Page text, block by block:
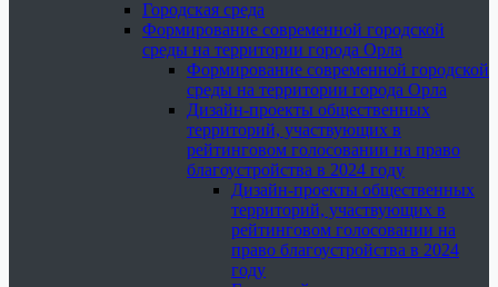
Городская среда
Формирование современной городской
среды на территории города Орла
Формирование современной городской
среды на территории города Орла
Дизайн-проекты общественных
территорий, участвующих в
рейтинговом голосовании на право
благоустройства в 2024 году
Дизайн-проекты общественных
территорий, участвующих в
рейтинговом голосовании на
право благоустройства в 2024
году